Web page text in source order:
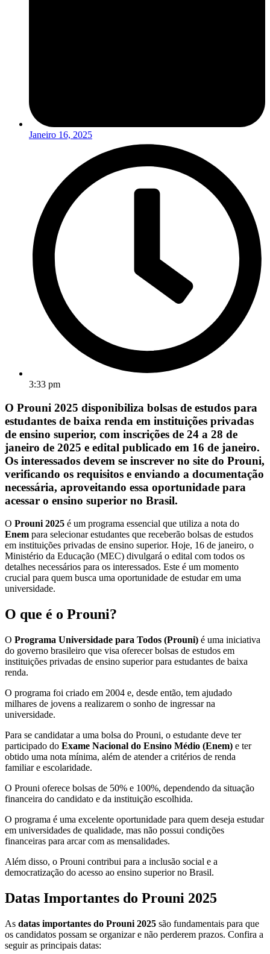
Janeiro 16, 2025
3:33 pm
O Prouni 2025 disponibiliza bolsas de estudos para
estudantes de baixa renda em instituições privadas
de ensino superior, com inscrições de 24 a 28 de
janeiro de 2025 e edital publicado em 16 de janeiro.
Os interessados devem se inscrever no site do Prouni,
verificando os requisitos e enviando a documentação
necessária, aproveitando essa oportunidade para
acessar o ensino superior no Brasil.
O Prouni 2025 é um programa essencial que utiliza a nota do
Enem para selecionar estudantes que receberão bolsas de estudos
em instituições privadas de ensino superior. Hoje, 16 de janeiro, o
Ministério da Educação (MEC) divulgará o edital com todos os
detalhes necessários para os interessados. Este é um momento
crucial para quem busca uma oportunidade de estudar em uma
universidade.
O que é o Prouni?
O Programa Universidade para Todos (Prouni) é uma iniciativa
do governo brasileiro que visa oferecer bolsas de estudos em
instituições privadas de ensino superior para estudantes de baixa
renda.
O programa foi criado em 2004 e, desde então, tem ajudado
milhares de jovens a realizarem o sonho de ingressar na
universidade.
Para se candidatar a uma bolsa do Prouni, o estudante deve ter
participado do Exame Nacional do Ensino Médio (Enem) e ter
obtido uma nota mínima, além de atender a critérios de renda
familiar e escolaridade.
O Prouni oferece bolsas de 50% e 100%, dependendo da situação
financeira do candidato e da instituição escolhida.
O programa é uma excelente oportunidade para quem deseja estudar
em universidades de qualidade, mas não possui condições
financeiras para arcar com as mensalidades.
Além disso, o Prouni contribui para a inclusão social e a
democratização do acesso ao ensino superior no Brasil.
Datas Importantes do Prouni 2025
As datas importantes do Prouni 2025 são fundamentais para que
os candidatos possam se organizar e não perderem prazos. Confira a
seguir as principais datas: